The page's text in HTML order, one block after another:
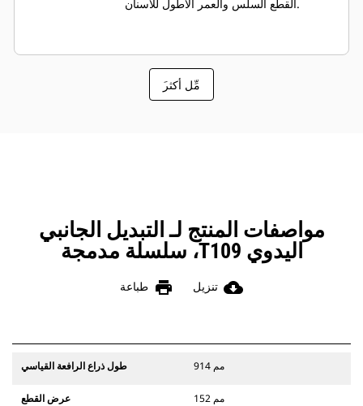
القطع السلس والعمر الأطول للأسنان.
َمِّل أكثر
مواصفات المنتج لـ التبديل الجانبي
اليدوي T109، سلسلة مدمجة
cloud_download تنزيل print طباعة
طول ذراع الرافعة القياسي 914 مم
عرض القطع 152 مم